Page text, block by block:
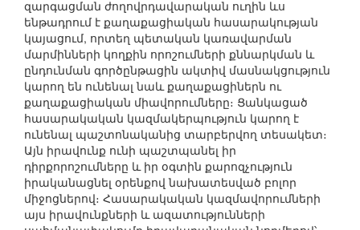
զարգացման ժողովրդավարական ուղին ևս
ենթադրում է քաղաքացիական հասարակության
կայացում, որտեղ պետական կառավարման
մարմինների կողքին որոշումների քննարկման և
ընդունման գործընթացին ակտիվ մասնակցություն
կարող են ունենալ նաև քաղաքացիներն ու
քաղաքացիական միավորումները։ Ցանկացած
հասարակական կազմակերպություն կարող է
ունենալ պաշտոնականից տարբերվող տեսակետ։
Այն իրավունք ունի պաշտպանել իր
դիրքորոշումները և իր օգտին քարոզչություն
իրականացնել օրենքով նախատեսված բոլոր
միջոցներով։ Հասարակական կազմավորումների
այս իրավունքների և ազատությունների